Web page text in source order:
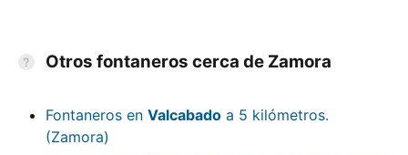
Otros fontaneros cerca de Zamora
Fontaneros en Valcabado a 5 kilómetros.
(Zamora)